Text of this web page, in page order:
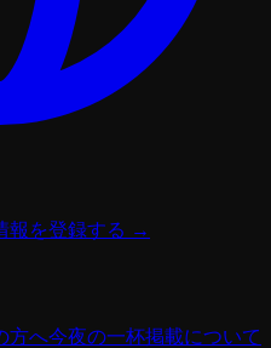
報を登録する →
方へ今夜の一杯掲載について